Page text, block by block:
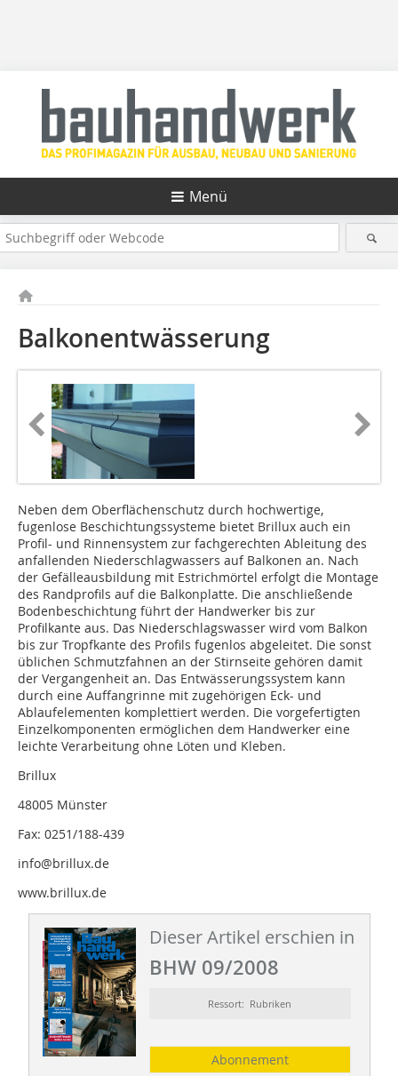
Menü
Balkonentwässerung
Neben dem Oberflächenschutz durch hochwertige,
fugenlose Beschichtungssysteme bietet Brillux auch ein
Profil- und Rinnensystem zur fachgerechten Ableitung des
anfallenden Niederschlagwassers auf Balkonen an. Nach
der Gefälleausbildung mit Estrichmörtel erfolgt die Montage
des Randprofils auf die Balkonplatte. Die anschließende
Bodenbeschichtung führt der Handwerker bis zur
Profilkante aus. Das Niederschlagswasser wird vom Balkon
bis zur Tropfkante des Profils fugenlos abgeleitet. Die sonst
üblichen Schmutzfahnen an der Stirnseite gehören damit
der Vergangenheit an. Das Entwässerungssystem kann
durch eine Auffangrinne mit zugehörigen Eck- und
Ablaufelementen komplettiert werden. Die vorgefertigten
Einzelkomponenten ermöglichen dem Handwerker eine
leichte Verarbeitung ohne Löten und Kleben.
Brillux
48005 Münster
Fax: 0251/188-439
info@brillux.de
www.brillux.de
Dieser Artikel erschien in
BHW 09/2008
Ressort: Rubriken
Abonnement